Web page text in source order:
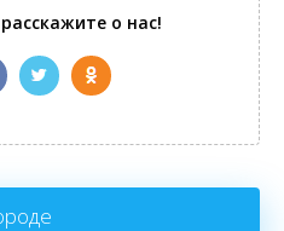
о нас!